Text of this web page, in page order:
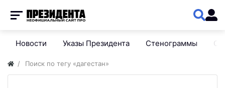
Новости Указы Президента Стенограммы
Поиск по тегу «дагестан»